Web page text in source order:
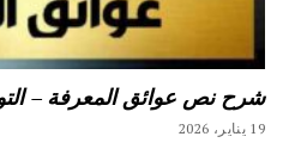
شرح نص عوائق المعرفة –
19 يناير، 2026